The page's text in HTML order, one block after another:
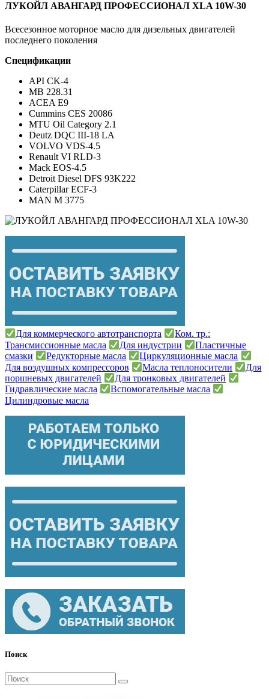
ЛУКОЙЛ АВАНГАРД ПРОФЕССИОНАЛ XLA 10W-30
Всесезонное моторное масло для дизельных двигателей
последнего поколения
Спецификации
API CK-4
MB 228.31
ACEA E9
Cummins CES 20086
MTU Oil Category 2.1
Deutz DQC III-18 LA
VOLVO VDS-4.5
Renault VI RLD-3
Mack EOS-4.5
Detroit Diesel DFS 93K222
Caterpillar ECF-3
MAN M 3775
Для коммерческого автотранспорта
Ком. тр.:
Трансмиссионные масла
Для индустрии
Пластичные
смазки
Редукторные масла
Циркуляционные масла
Для воздушных компрессоров
Масла теплоносители
Для
поршневых двигателей
Для тронковых двигателей
Гидравлические масла
Вспомогательные масла
Цилиндровые масла
Поиск
Поиск
для: